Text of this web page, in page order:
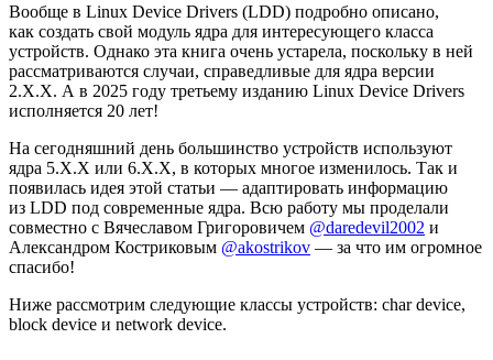
Вообще в Linux Device Drivers (LDD) подробно описано,
как создать свой модуль ядра для интересующего класса
устройств. Однако эта книга очень устарела, поскольку в ней
рассматриваются случаи, справедливые для ядра версии
2.X.X. А в 2025 году третьему изданию Linux Device Drivers
исполняется 20 лет!
На сегодняшний день большинство устройств используют
ядра 5.X.X или 6.X.X, в которых многое изменилось. Так и
появилась идея этой статьи — адаптировать информацию
из LDD под современные ядра. Всю работу мы проделали
совместно с Вячеславом Григоровичем @daredevil2002 и
Александром Костриковым @akostrikov — за что им огромное
спасибо!
Ниже рассмотрим следующие классы устройств: char device,
block device и network device.